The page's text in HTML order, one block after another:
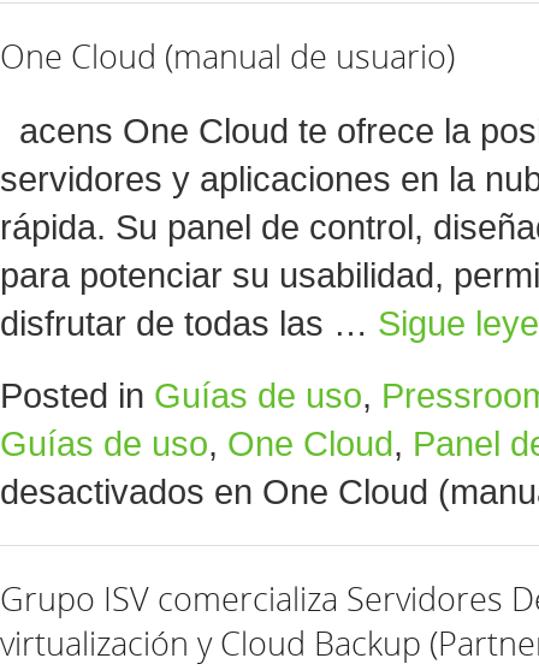
One Cloud (manual de usuario)
acens One Cloud te ofrece la
servidores y aplicaciones en la
rápida. Su panel de control,
para potenciar su usabilidad,
disfrutar de todas las … Sigue
Posted in Guías de uso,
Guías de uso, One Cloud, Panel
desactivados en One Cloud
Grupo ISV comercializa Servidores
virtualización y Cloud Backup